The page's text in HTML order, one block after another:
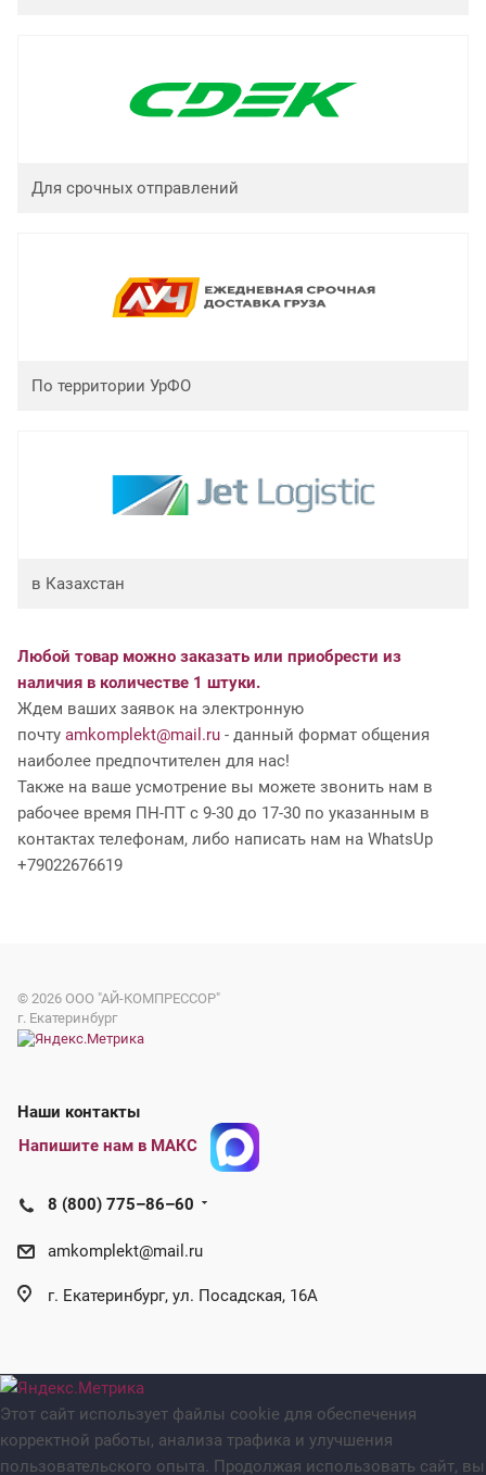
Для срочных отправлений
По территории УрФО
в Казахстан
Любой товар можно заказать или приобрести из
наличия в количестве 1 штуки.
Ждем ваших заявок на электронную
почту amkomplekt@mail.ru - данный формат общения
наиболее предпочтителен для нас!
Также на ваше усмотрение вы можете звонить нам в
рабочее время ПН-ПТ с 9-30 до 17-30 по указанным в
контактах телефонам, либо написать нам на WhatsUp
+79022676619
© 2026 ООО "АЙ-КОМПРЕССОР"
г. Екатеринбург
Наши контакты
Напишите нам в МАКС
8 (800) 775–86–60
amkomplekt@mail.ru
г. Екатеринбург, ул. Посадская, 16А
Этот сайт использует файлы cookie для обеспечения
корректной работы, анализа трафика и улучшения
пользовательского опыта. Продолжая использовать сайт, вы